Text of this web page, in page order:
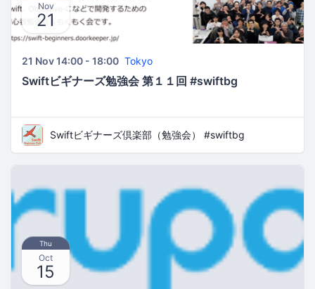
Nov
21
21 Nov 14:00 - 18:00 Tokyo
Swiftビギナーズ勉強会 第１１回 #swiftbg
Swiftビギナーズ倶楽部（勉強会） #swiftbg
Thu
Oct
15